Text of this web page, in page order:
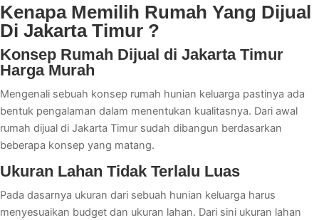
Kenapa Memilih Rumah Yang Dijual
Di Jakarta Timur ?
Konsep Rumah Dijual di Jakarta Timur
Harga Murah
Mengenali sebuah konsep rumah hunian keluarga pastinya ada
bentuk pengalaman dalam menentukan kualitasnya. Dari awal
rumah dijual di Jakarta Timur sudah dibangun berdasarkan
beberapa konsep yang matang.
Ukuran Lahan Tidak Terlalu Luas
Pada dasarnya ukuran dari sebuah hunian keluarga harus
menyesuaikan budget dan ukuran lahan. Dari sini ukuran lahan